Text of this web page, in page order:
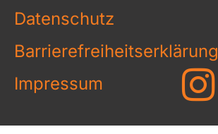
Datenschutz
Barrierefreiheitserklärung
Impressum